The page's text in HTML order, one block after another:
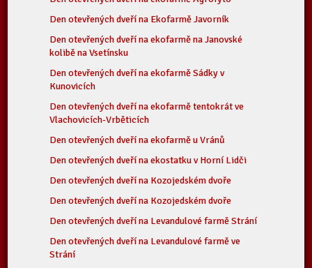
Den otevřených dveří na Ekofarmě Javorník
Den otevřených dveří na ekofarmě na Janovské
kolibě na Vsetínsku
Den otevřených dveří na ekofarmě Sádky v
Kunovicích
Den otevřených dveří na ekofarmě tentokrát ve
Vlachovicích-Vrběticích
Den otevřených dveří na ekofarmě u Vránů
Den otevřených dveří na ekostatku v Horní Lidči
Den otevřených dveří na Kozojedském dvoře
Den otevřených dveří na Kozojedském dvoře
Den otevřených dveří na Levandulové farmě Strání
Den otevřených dveří na Levandulové farmě ve
Strání